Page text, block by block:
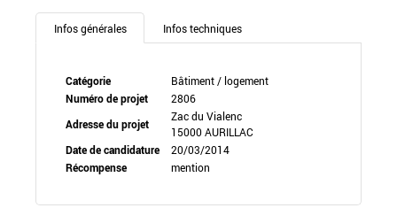
Infos générales Infos techniques
Catégorie
Bâtiment / logement
Numéro de projet
2806
Adresse du projet
Zac du Vialenc
15000 AURILLAC
Date de candidature
20/03/2014
Récompense
mention